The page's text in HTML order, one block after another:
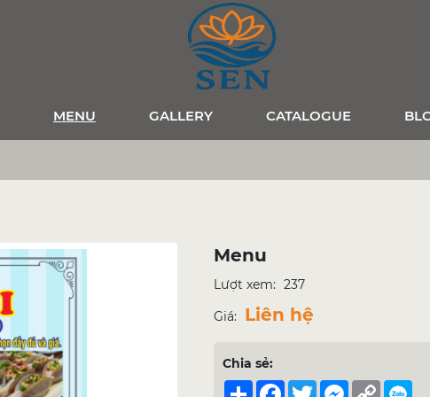
MENU GALLERY CATALOGUE
Menu
Lượt xem: 237
Giá:
Liên hệ
Chia sẻ:
Share Facebook
TwitterMessenger
Copy